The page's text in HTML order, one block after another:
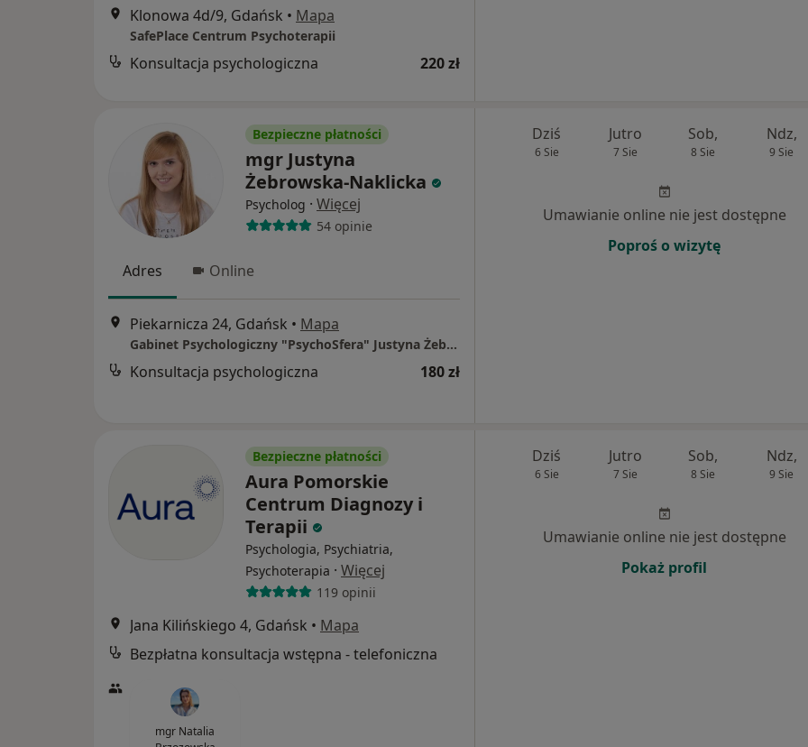
Klonowa 4d/9, Gdańsk • Mapa
SafePlace Centrum Psychoterapii
Konsultacja psychologiczna 220 zł
Bezpieczne płatności
mgr Justyna
Żebrowska-Naklicka
Psycholog · Więcej
54 opinie
Adres Online
Piekarnicza 24, Gdańsk • Mapa
Gabinet Psychologiczny "PsychoSfera" Justyna Żebrowska-Naklicka
Konsultacja psychologiczna 180 zł
Dziś
6 Sie
Jutro
7 Sie
Sob,
8 Sie
Ndz,
9 Sie
Umawianie online nie jest dostępne
Poproś o wizytę
Bezpieczne płatności
Aura Pomorskie
Centrum Diagnozy i
Terapii
Psychologia, Psychiatria,
Psychoterapia · Więcej
119 opinii
Jana Kilińskiego 4, Gdańsk • Mapa
Bezpłatna konsultacja wstępna - telefoniczna
mgr Natalia
Dziś
6 Sie
Jutro
7 Sie
Sob,
8 Sie
Ndz,
9 Sie
Umawianie online nie jest dostępne
Pokaż profil